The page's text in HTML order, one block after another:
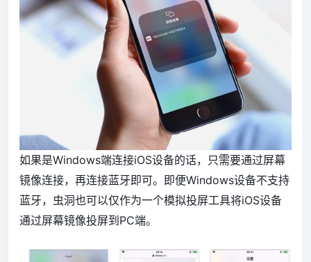
如果是Windows端连接iOS设备的话，只需要通过屏幕
镜像连接，再连接蓝牙即可。即便Windows设备不支持
蓝牙，虫洞也可以仅作为一个模拟投屏工具将iOS设备
通过屏幕镜像投屏到PC端。